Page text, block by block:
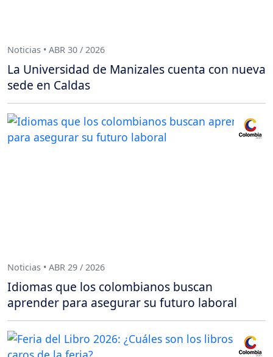
Noticias • ABR 30 / 2026
La Universidad de Manizales cuenta con nueva
sede en Caldas
Noticias • ABR 29 / 2026
Idiomas que los colombianos buscan
aprender para asegurar su futuro laboral